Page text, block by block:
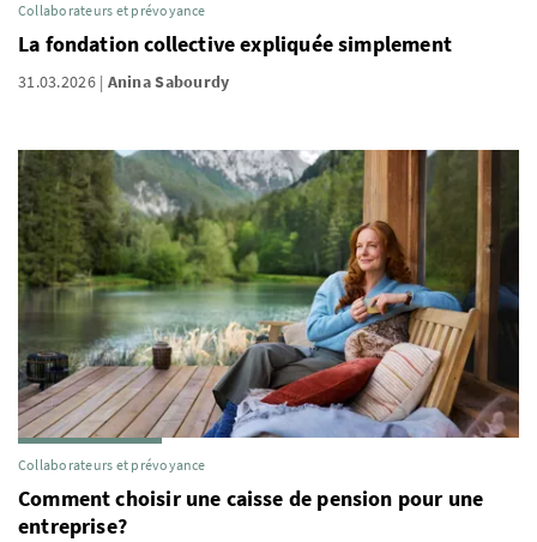
Collaborateurs et prévoyance
La fondation collective expliquée simplement
31.03.2026 Anina Sabourdy
Collaborateurs et prévoyance
Comment choisir une caisse de pension pour une
entreprise?